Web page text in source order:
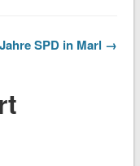
SPD in Marl →